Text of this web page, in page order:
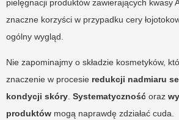
pielęgnacji produktów zawierających kwasy
znaczne korzyści w przypadku cery
ogólny wygląd.
Nie zapominajmy o składzie kosmetyków,
znaczenie w procesie redukcji nadmiaru
kondycji skóry Systematyczność oraz
produktów mogą naprawdę zdziałać cuda.